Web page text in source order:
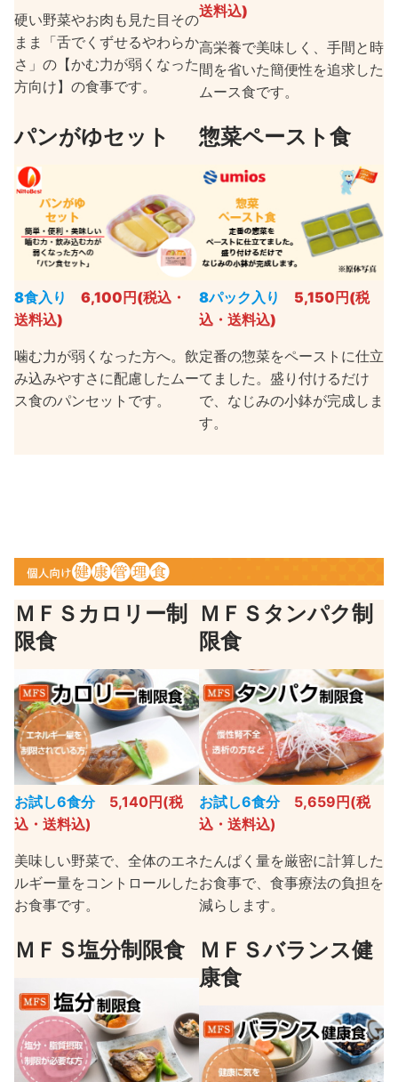
硬い野菜やお肉も見た目その
まま「舌でくずせるやわらか
さ」の【かむ力が弱くなった
方向け】の食事です。
送料込)
高栄養で美味しく、手間と時
間を省いた簡便性を追求した
ムース食です。
パンがゆセット
8食入り
6,100円(税込・
送料込)
噛む力が弱くなった方へ。飲
み込みやすさに配慮したムー
ス食のパンセットです。
惣菜ペースト食
8パック入り 5,150円(税
込・送料込)
定番の惣菜をペーストに仕立
てました。盛り付けるだけ
で、なじみの小鉢が完成しま
す。
ＭＦＳカロリー制
限食
お試し6食分
5,140円(税
込・送料込)
美味しい野菜で、全体のエネ
ルギー量をコントロールした
お食事です。
ＭＦＳタンパク制
限食
お試し6食分
5,659円(税
込・送料込)
たんぱく量を厳密に計算した
お食事で、食事療法の負担を
減らします。
ＭＦＳ塩分制限食
ＭＦＳバランス健
康食